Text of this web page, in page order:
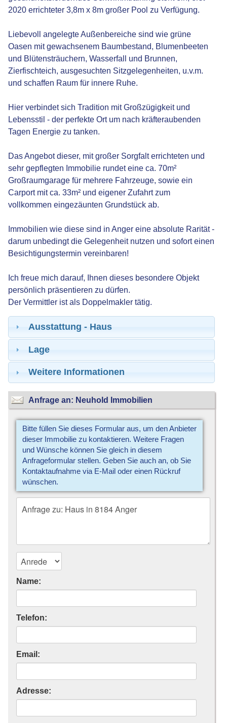
2020 errichteter 3,8m x 8m großer Pool zu Verfügung.
Liebevoll angelegte Außenbereiche sind wie grüne
Oasen mit gewachsenem Baumbestand, Blumenbeeten
und Blütensträuchern, Wasserfall und Brunnen,
Zierfischteich, ausgesuchten Sitzgelegenheiten, u.v.m.
und schaffen Raum für innere Ruhe.
Hier verbindet sich Tradition mit Großzügigkeit und
Lebensstil - der perfekte Ort um nach kräfteraubenden
Tagen Energie zu tanken.
Das Angebot dieser, mit großer Sorgfalt errichteten und
sehr gepflegten Immobilie rundet eine ca. 70m²
Großraumgarage für mehrere Fahrzeuge, sowie ein
Carport mit ca. 33m² und eigener Zufahrt zum
vollkommen eingezäunten Grundstück ab.
Immobilien wie diese sind in Anger eine absolute Rarität -
darum unbedingt die Gelegenheit nutzen und sofort einen
Besichtigungstermin vereinbaren!
Ich freue mich darauf, Ihnen dieses besondere Objekt
persönlich präsentieren zu dürfen.
Der Vermittler ist als Doppelmakler tätig.
Ausstattung - Haus
Lage
Weitere Informationen
Anfrage an: Neuhold Immobilien
Bitte füllen Sie dieses Formular aus, um den Anbieter
dieser Immobilie zu kontaktieren. Weitere Fragen
und Wünsche können Sie gleich in diesem
Anfrageformular stellen. Geben Sie auch an, ob Sie
Kontaktaufnahme via E-Mail oder einen Rückruf
wünschen.
Name:
Telefon:
Email:
Adresse: